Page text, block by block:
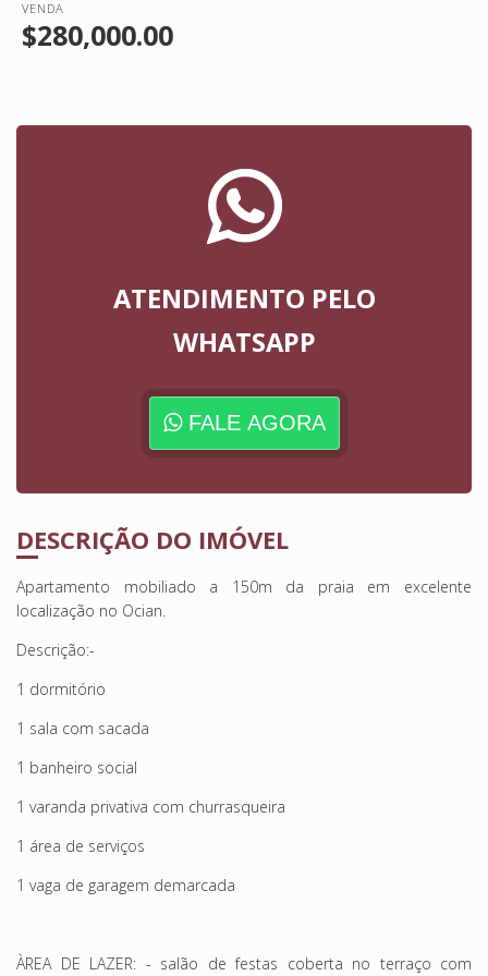
VENDA
$280,000.00
ATENDIMENTO PELO
WHATSAPP
FALE AGORA
DESCRIÇÃO DO IMÓVEL
Apartamento mobiliado a 150m da praia em excelente
localização no Ocian.
Descrição:-
1 dormitório
1 sala com sacada
1 banheiro social
1 varanda privativa com churrasqueira
1 área de serviços
1 vaga de garagem demarcada
ÀREA DE LAZER: - salão de festas coberta no terraço com